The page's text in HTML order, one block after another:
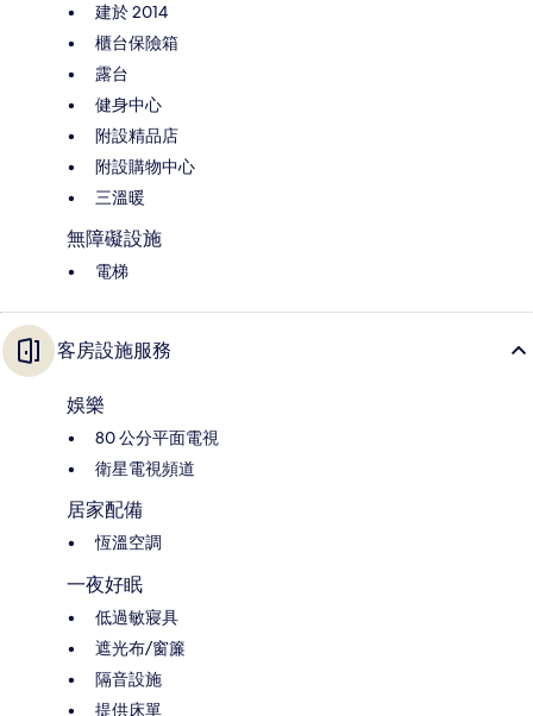
建於 2014
櫃台保險箱
露台
健身中心
附設精品店
附設購物中心
三溫暖
無障礙設施
電梯
客房設施服務
娛樂
80 公分平面電視
衛星電視頻道
居家配備
恆溫空調
一夜好眠
低過敏寢具
遮光布/窗簾
隔音設施
提供床單